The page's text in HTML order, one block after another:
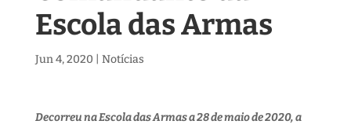
Escola das Armas
Jun 4, 2020 Notícias
Decorreu na Escola das Armas a 28 de maio de 2020, a